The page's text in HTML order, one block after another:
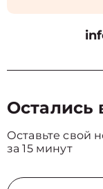
Остались
Оставьте свой
за 15 минут